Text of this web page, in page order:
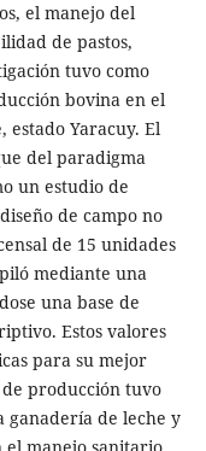
el manejo del
de pastos,
tuvo como
bovina en el
estado Yaracuy. El
del paradigma
un estudio de
de campo no
de 15 unidades
mediante una
una base de
Estos valores
para su mejor
producción tuvo
de leche y